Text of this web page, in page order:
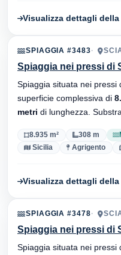
Visualizza dettagli
SPIAGGIA #3483
Spiaggia nei pressi di
Spiaggia situata nei pressi
superficie complessiva di
metri di lunghezza.
8.935 m² 308 m
Sicilia
Agrigento
Visualizza dettagli
SPIAGGIA #3478
Spiaggia nei pressi di
Spiaggia situata nei pressi